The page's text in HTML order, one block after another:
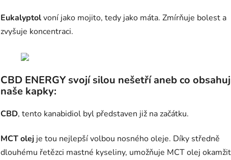
Eukalyptolvoní jako mojito, tedy jako máta. Zmírňuje bolest a
zvyšuje koncentraci.
CBD ENERGY svojí silou nešetří aneb co
naše kapky:
CBD, tento kanabidiol byl představen již na začátku.
MCT olej je tou nejlepší volbou nosného oleje. Díky středně
dlouhému řetězci mastné kyseliny, umožňuje MCT olej